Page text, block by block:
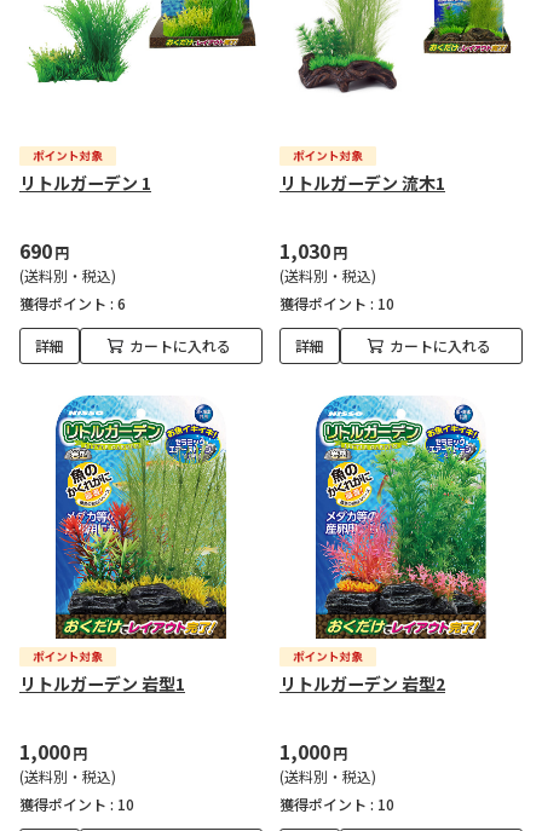
リトルガーデン 1
690円
(送料別・税込)
獲得ポイント : 6
詳細 カートに入れる
リトルガーデン 流木1
1,030円
(送料別・税込)
獲得ポイント : 10
詳細 カートに入れる
リトルガーデン 岩型1
1,000円
(送料別・税込)
獲得ポイント : 10
リトルガーデン 岩型2
1,000円
(送料別・税込)
獲得ポイント : 10